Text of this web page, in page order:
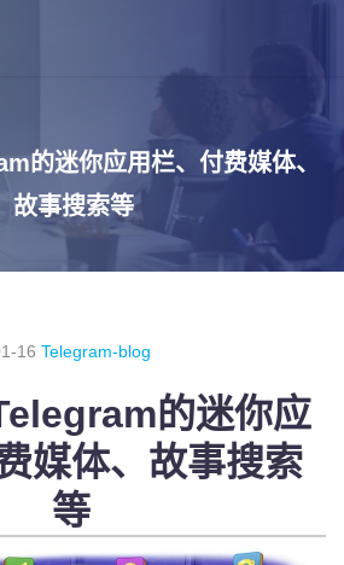
的迷你应用栏、付费媒体、
故事搜索等
16 Telegram-blog
的迷你应
媒体、故事搜索
等